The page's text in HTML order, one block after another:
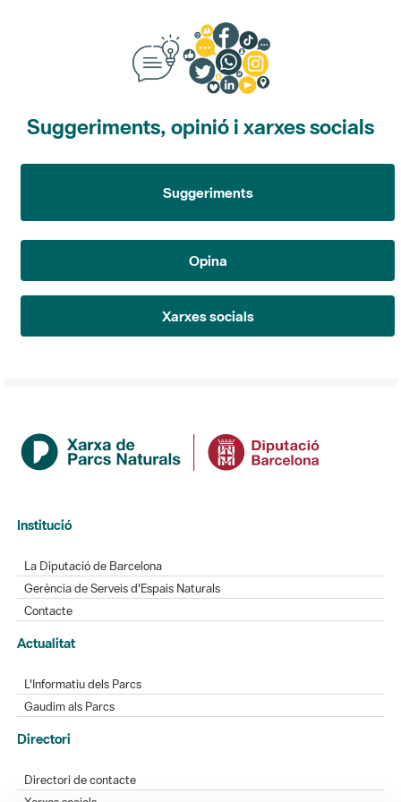
Suggeriments, opinió i xarxes socials
Suggeriments
Opina
Xarxes socials
Institució
La Diputació de Barcelona
Gerència de Serveis d'Espais Naturals
Contacte
Actualitat
L'Informatiu dels Parcs
Gaudim als Parcs
Directori
Directori de contacte